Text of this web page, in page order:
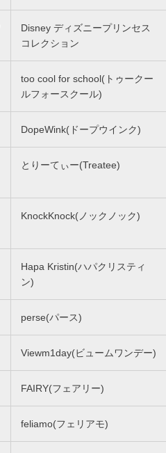
Disney ディズニープリンセス
コレクション
too cool for school(トゥークー
ルフォースクール)
DopeWink(ドープウインク)
とりーてぃー(Treatee)
KnockKnock(ノックノック)
Hapa Kristin(ハパクリスティ
ン)
perse(パース)
Viewm1day(ビュームワンデー)
FAIRY(フェアリー)
feliamo(フェリアモ)